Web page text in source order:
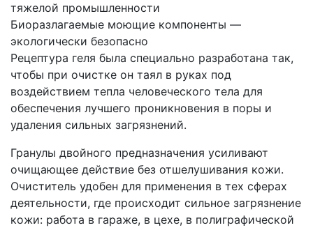
тяжелой промышленности
Биоразлагаемые моющие компоненты —
экологически безопасно
Рецептура геля была специально разработана так,
чтобы при очистке он таял в руках под
воздействием тепла человеческого тела для
обеспечения лучшего проникновения в поры и
удаления сильных загрязнений.
Гранулы двойного предназначения усиливают
очищающее действие без отшелушивания кожи.
Очиститель удобен для применения в тех сферах
деятельности, где происходит сильное загрязнение
кожи: работа в гараже, в цехе, в полиграфической